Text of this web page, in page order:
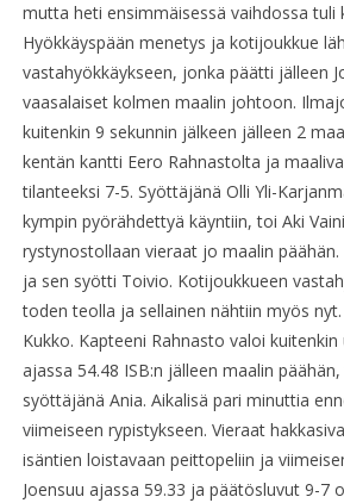
mutta heti ensimmäisessä vaihdossa tuli
Hyökkäyspään menetys ja kotijoukkue
vastahyökkäykseen, jonka päätti jälleen
vaasalaiset kolmen maalin johtoon.
kuitenkin 9 sekunnin jälkeen jälleen 2
kentän kantti Eero Rahnastolta ja
tilanteeksi 7-5. Syöttäjänä Olli Yli-
kympin pyörähdettyä käyntiin, toi Aki
rystynostollaan vieraat jo maalin
ja sen syötti Toivio. Kotijoukkueen
toden teolla ja sellainen nähtiin myös
Kukko. Kapteeni Rahnasto valoi
ajassa 54.48 ISB:n jälleen maalin
syöttäjänä Ania. Aikalisä pari minuttia
viimeiseen rypistykseen. Vieraat
isäntien loistavaan peittopeliin ja
Joensuu ajassa 59.33 ja päätösluvut 9-7